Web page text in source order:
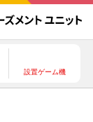
設置ゲーム機